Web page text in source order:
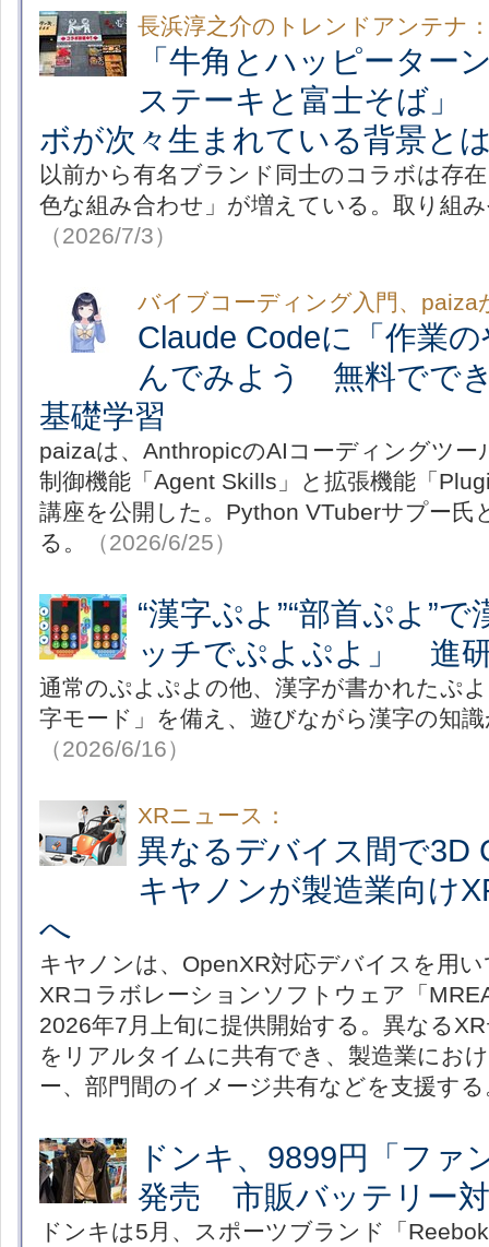
長浜淳之介のトレンドアンテナ
「牛角とハッピーター
ステーキと富士そば」
ボが次々生まれている背景と
以前から有名ブランド同士のコラボは存
色な組み合わせ」が増えている。取り組
（2026/7/3）
バイブコーディング入門、paiza
Claude Codeに「作業
んでみよう 無料でで
基礎学習
paizaは、AnthropicのAIコーディングツー
制御機能「Agent Skills」と拡張機能「
講座を公開した。Python VTuberサプー氏
る。
（2026/6/25）
“漢字ぷよ”“部首ぷよ”
ッチでぷよぷよ」 進
通常のぷよぷよの他、漢字が書かれたぷ
字モード」を備え、遊びながら漢字の知
（2026/6/16）
XRニュース：
異なるデバイス間で3D
キヤノンが製造業向け
へ
キヤノンは、OpenXR対応デバイスを用
XRコラボレーションソフトウェア「
2026年7月上旬に提供開始する。異なる
をリアルタイムに共有でき、製造業にお
ー、部門間のイメージ共有などを支援する
ドンキ、9899円「ファ
発売 市販バッテリー
ドンキは5月、スポーツブランド「